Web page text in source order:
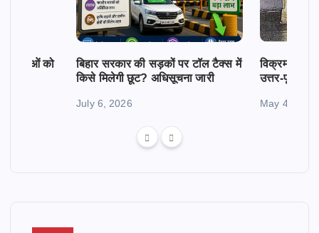
महिलाओं को
बिहार सरकार की सड़कों पर टॉल टैक्स में
किसे मिलेगी छूट? अधिसूचना जारी
July 6, 2026
विक्रमशिला
उत्तर-पूर्व
May 4, 2026